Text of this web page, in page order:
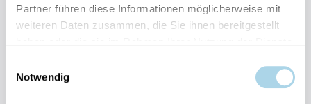
Partner führen diese Informationen möglicherweise mit
weiteren Daten zusammen, die Sie ihnen bereitgestellt
Notwendig
Risikofrei bis 60 Tage vorher stornieren
Sofortige Buchungsbestätigung
Persönlicher Gästeservice vor Ort Transparente